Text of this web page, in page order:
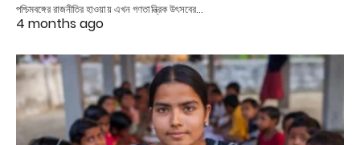
পশ্চিমবঙ্গের রাজনীতির হাওয়ায় এখন গণতান্ত্রিক উৎসবের…
4 months ago